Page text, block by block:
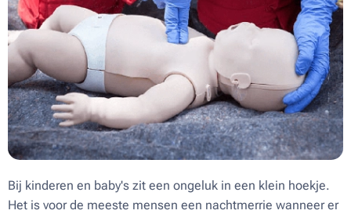
Bij kinderen en baby's zit een ongeluk in een klein hoekje.
Het is voor de meeste mensen een nachtmerrie wanneer er